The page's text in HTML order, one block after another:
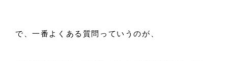
で、一番よくある質問っていうのが、